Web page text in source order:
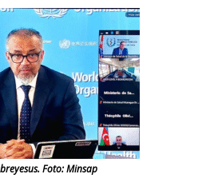
Foto: Minsap